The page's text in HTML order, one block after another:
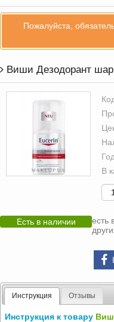
Пожалуйста,
Виши Дезодорант
В
Есть в наличии
есть
Инструкция Отзывы
Инструкция к товару